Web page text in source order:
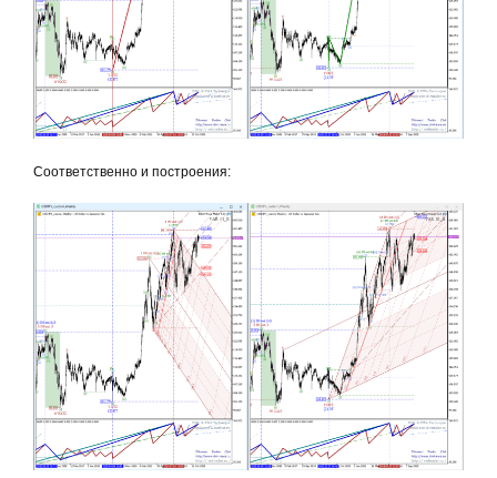
Соответственно и построения: